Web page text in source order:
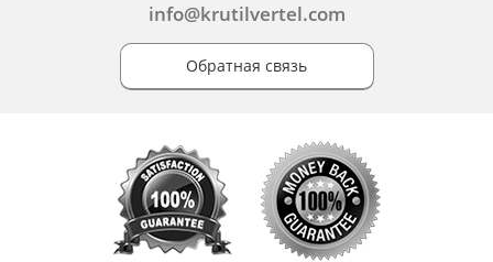
info@krutilvertel.com
Обратная связь